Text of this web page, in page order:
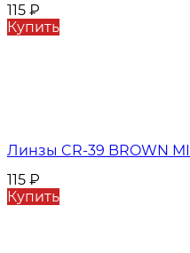
115 ₽
Купить
Линзы CR-39 BROWN
115 ₽
Купить